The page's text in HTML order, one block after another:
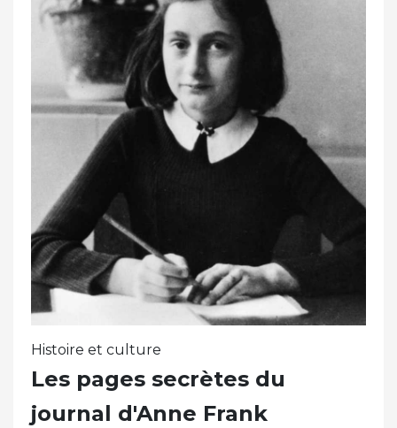
Histoire et culture
Les pages secrètes du
journal d'Anne Frank